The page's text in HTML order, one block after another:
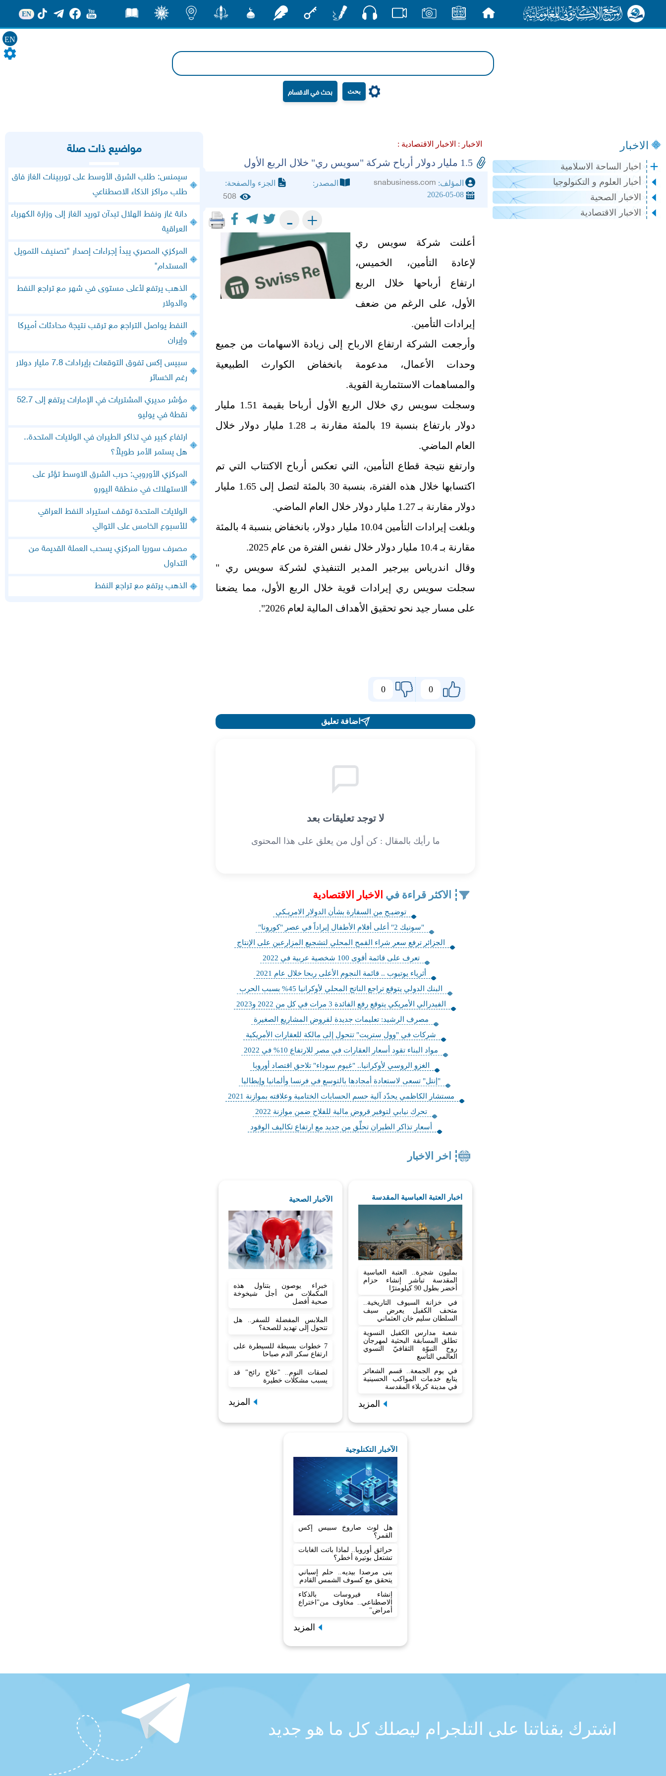
EN
EN
بحث
الاخبار
اخبار الساحة الاسلامية
أخبار العلوم و التكنولوجيا
الاخبار الصحية
الاخبار الاقتصادية
الاخبار : الاخبار الاقتصادية :
1.5 مليار دولار أرباح شركة "سويس ري" خلال الربع الأول
المؤلف: snabusiness.com المصدر:
الجزء والصفحة:
2026-05-08
508
+
-
أعلنت شركة سويس ري
لإعادة التأمين، الخميس،
ارتفاع أرباحها خلال الربع
الأول، على الرغم من ضعف
إيرادات التأمين.
وأرجعت الشركة ارتفاع الارباح إلى زيادة الاسهامات من جميع
وحدات الأعمال، مدعومة بانخفاض الكوارث الطبيعية
والمساهمات الاستثمارية القوية.
وسجلت سويس ري خلال الربع الأول أرباحا بقيمة 1.51 مليار
دولار بارتفاع بنسبة 19 بالمئة مقارنة بـ 1.28 مليار دولار خلال
العام الماضي.
وارتفع نتيجة قطاع التأمين، التي تعكس أرباح الاكتتاب التي تم
اكتسابها خلال هذه الفترة، بنسبة 30 بالمئة لتصل إلى 1.65 مليار
دولار مقارنة بـ 1.27 مليار دولار خلال العام الماضي.
وبلغت إيرادات التأمين 10.04 مليار دولار، بانخفاض بنسبة 4 بالمئة
مقارنة بـ 10.4 مليار دولار خلال نفس الفترة من عام 2025.
وقال اندرياس بيرجير المدير التنفيذي لشركة سويس ري "
سجلت سويس ري إيرادات قوية خلال الربع الأول، مما يضعنا
على مسار جيد نحو تحقيق الأهداف المالية لعام 2026".
0
0
اضافة تعليق
لا توجد تعليقات بعد
ما رأيك بالمقال : كن أول من يعلق على هذا المحتوى
الاكثر قراءة في الاخبار الاقتصادية
توضيـح من السفارة بشأن الدولار الامريـكي
"سونيك 2" أعلى أفلام الأطفال إيراداً في عصر "كورونا"
الجزائر ترفع سعر شراء القمح المحلي لتشجيع المزارعين على الإنتاج
تعرف على قائمة أقوى 100 شخصية عربية في 2022
أثرياء يوتيوب .. قائمة النجوم الأعلى ربحا خلال عام 2021
البنك الدولي يتوقع تراجع الناتج المحلي لأوكرانيا 45% بسبب الحرب
الفيدرالي الأمريكي‬⁩ يتوقع رفع الفائدة 3 مرات في كل من 2022 و2023
مصرف الرشيد: تعليمات جديدة لقروض المشاريع الصغيرة
شركات في "وول ستريت" تتحول إلى مالكة للعقارات الأمريكية
مواد البناء تقود أسعار العقارات في مصر للارتفاع 10% في 2022
الغزو الروسي لأوكرانيا.. "غيوم سوداء" تلاحق اقتصاد أوروبا
"إنتل" تسعى لاستعادة أمجادها بالتوسع في فرنسا وألمانيا وإيطاليا
مستشار الكاظمي يحدّد آلية حسم الحسابات الختامية وعلاقته بموازنة 2021
تحرك نيابي لتوفير قروض مالية للفلاح ضمن موازنة 2022
أسعار تذاكر الطيران تحلِّق من جديد مع ارتفاع تكاليف الوقود
اخر الاخبار
اخبار العتبة العباسية المقدسة
بمليون شجرة.. العتبة العباسية
المقدسة تباشر إنشاء حزام
أخضر بطول 90 كيلومترًا
في خزانة السيوف التاريخية..
متحف الكفيل يعرض سيف
السلطان سليم خان العثماني
شعبة مدارس الكفيل النسوية
تطلق المسابقة البحثية لمهرجان
روح النبوّة الثقافيّ النسوي
العالمي التاسع
في يوم الجمعة.. قسم الشعائر
يتابع خدمات المواكب الحسينية
في مدينة كربلاء المقدسة
المزيد
الآخبار الصحية
خبراء يوصون بتناول هذه
المكملات من أجل شيخوخة
صحية أفضل
الملابس المفضلة للسفر.. هل
تتحول إلى تهديد للصحة؟
7 خطوات بسيطة للسيطرة على
ارتفاع سكر الدم صباحا
لصقات النوم.. "علاج رائج" قد
يسبب مشكلات خطيرة
المزيد
الآخبار التكنلوجية
هل لوث صاروخ سبيس إكس
القمر؟
حرائق أوروبا.. لماذا باتت الغابات
تشتعل بوتيرة أخطر؟
بنى مرصدا بيديه.. حلم إسباني
يتحقق مع كسوف الشمس القادم
إنشاء فيروسات بالذكاء
الاصطناعي.. مخاوف من"اختراع
أمراض"
المزيد
مواضيع ذات صلة
سيمنس: طلب الشرق الأوسط على توربينات الغاز فاق
طلب مراكز الذكاء الاصطناعي
دانة غاز ونفط الهلال تبدآن توريد الغاز إلى وزارة الكهرباء
العراقية
المركزي المصري يبدأ إجراءات إصدار "تصنيف التمويل
المستدام"
الذهب يرتفع لأعلى مستوى في شهر مع تراجع النفط
والدولار
النفط يواصل التراجع مع ترقب نتيجة محادثات أميركا
وإيران
سبيس إكس تفوق التوقعات بإيرادات 7.8 مليار دولار
رغم الخسائر
مؤشر مديري المشتريات في الإمارات يرتفع إلى 52.7
نقطة في يوليو
ارتفاع كبير في تذاكر الطيران في الولايات المتحدة..
هل يستمر الأمر طويلاً؟
المركزي الأوروبي: حرب الشرق الاوسط تؤثر على
الاستهلاك في منطقة اليورو
الولايات المتحدة توقف استيراد النفط العراقي
للأسبوع الخامس على التوالي
مصرف سوريا المركزي يسحب العملة القديمة من
التداول
الذهب يرتفع مع تراجع النفط
اشترك بقناتنا على التلجرام ليصلك كل ما هو جديد